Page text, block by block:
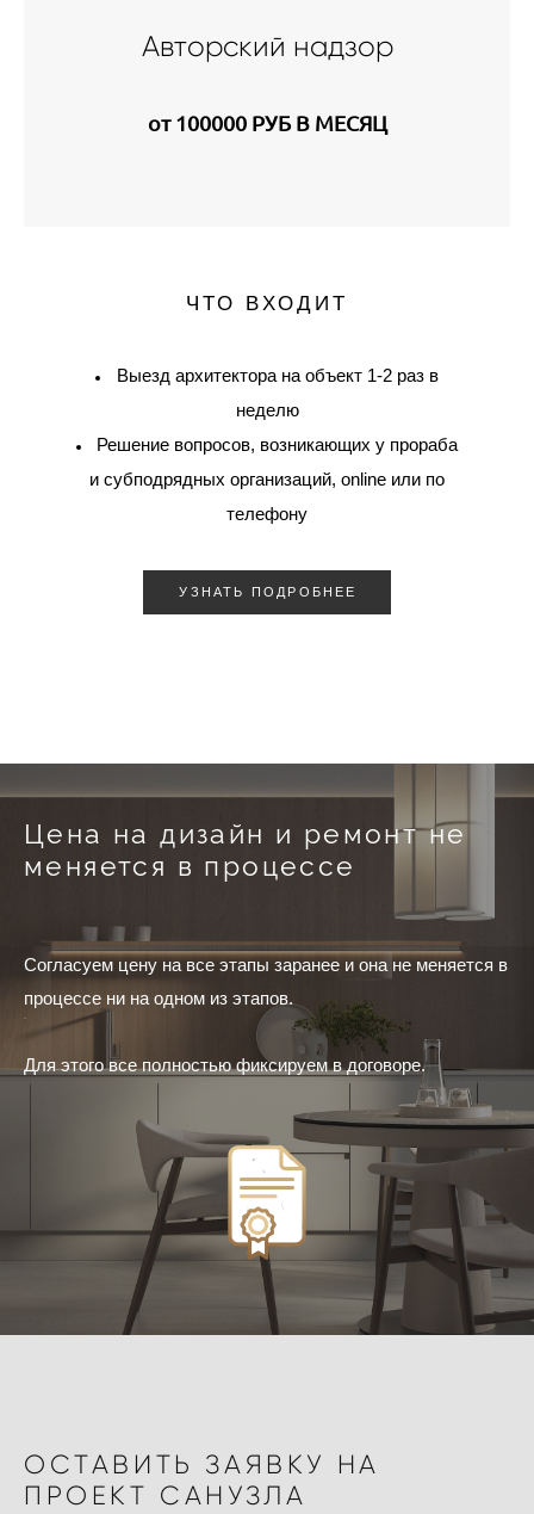
Авторский надзор
от 100000 РУБ В МЕСЯЦ
ЧТО ВХОДИТ
Выезд архитектора на объект 1-2 раз в
неделю
Решение вопросов, возникающих у прораба
и субподрядных организаций, online или по
телефону
УЗНАТЬ ПОДРОБНЕЕ
Цена на дизайн и ремонт не
меняется в процессе
Согласуем цену на все этапы заранее и она не меняется в
процессе ни на одном из этапов.
Для этого все полностью фиксируем в договоре.
ОСТАВИТЬ ЗАЯВКУ НА
ПРОЕКТ САНУЗЛА